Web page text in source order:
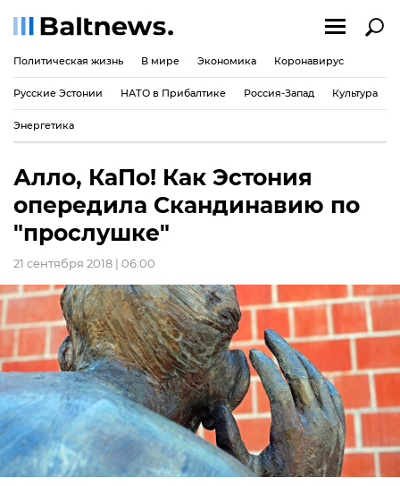
Политическая жизнь В мире Экономика Коронавирус
Русские Эстонии НАТО в Прибалтике Россия-Запад Культура
Энергетика
Алло, КаПо! Как Эстония
опередила Скандинавию по
"прослушке"
21 сентября 2018 | 06:00